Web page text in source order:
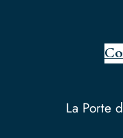
La Porte